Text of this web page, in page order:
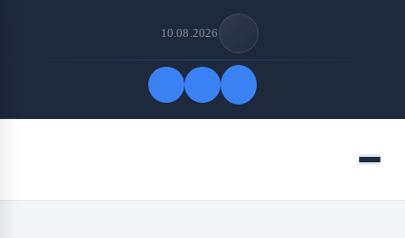
10.08.2026
Menu